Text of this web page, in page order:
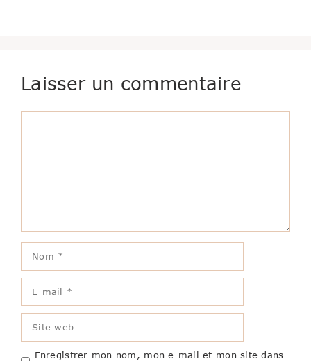
Laisser un commentaire
mail
web
Enregistrer mon nom, mon e-mail et mon site dans